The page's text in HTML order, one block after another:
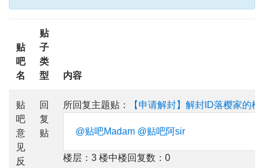
贴
吧
名
贴
子
类
型
内容
贴
吧
意
见
反
回
复
贴
所回复主题贴： 【申请解封】解封ID落樱家的柯
@贴吧Madam @贴吧阿sir
楼层：3 楼中楼回复数：0